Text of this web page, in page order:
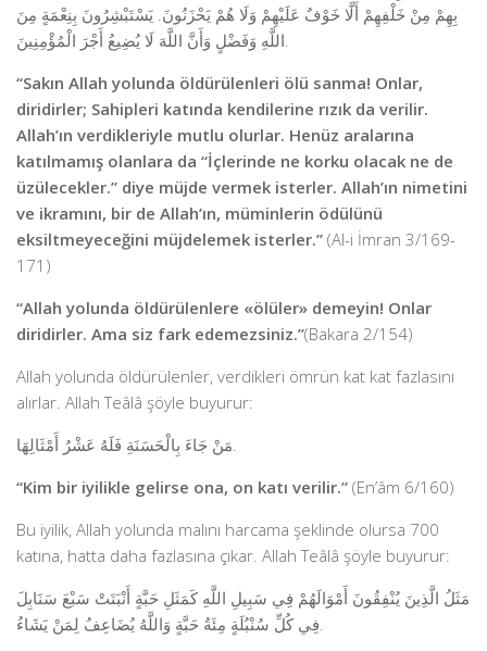
بِهِمْ مِنْ خَلْفِهِمْ أَلَّا خَوْفٌ عَلَيْهِمْ وَلَا هُمْ يَحْزَنُونَ. يَسْتَبْشِرُونَ بِنِعْمَةٍ مِنَ
اللَّهِ وَفَضْلٍ وَأَنَّ اللَّهَ لَا يُضِيعُ أَجْرَ الْمُؤْمِنِينَ.
“Sakın Allah yolunda öldürülenleri ölü sanma! Onlar,
diridirler; Sahipleri katında kendilerine rızık da verilir.
Allah’ın verdikleriyle mutlu olurlar. Henüz aralarına
katılmamış olanlara da “İçlerinde ne korku olacak ne de
üzülecekler.” diye müjde vermek isterler. Allah’ın nimetini
ve ikramını, bir de Allah’ın, müminlerin ödülünü
eksiltmeyeceğini müjdelemek isterler.” (Al-i İmran 3/169-
171)
“Allah yolunda öldürülenlere «ölüler» demeyin! Onlar
diridirler. Ama siz fark edemezsiniz.”(Bakara 2/154)
Allah yolunda öldürülenler, verdikleri ömrün kat kat fazlasını
alırlar. Allah Teâlâ şöyle buyurur:
مَنْ جَاءَ بِالْحَسَنَةِ فَلَهُ عَشْرُ أَمْثَالِهَا.
“Kim bir iyilikle gelirse ona, on katı verilir.” (En’âm 6/160)
Bu iyilik, Allah yolunda malını harcama şeklinde olursa 700
katına, hatta daha fazlasına çıkar. Allah Teâlâ şöyle buyurur:
مَثَلُ الَّذِينَ يُنْفِقُونَ أَمْوَالَهُمْ فِي سَبِيلِ اللَّهِ كَمَثَلِ حَبَّةٍ أَنْبَتَتْ سَبْعَ سَنَابِلَ
فِي كُلِّ سُنْبُلَةٍ مِئَةُ حَبَّةٍ وَاللَّهُ يُضَاعِفُ لِمَنْ يَشَاءُ.